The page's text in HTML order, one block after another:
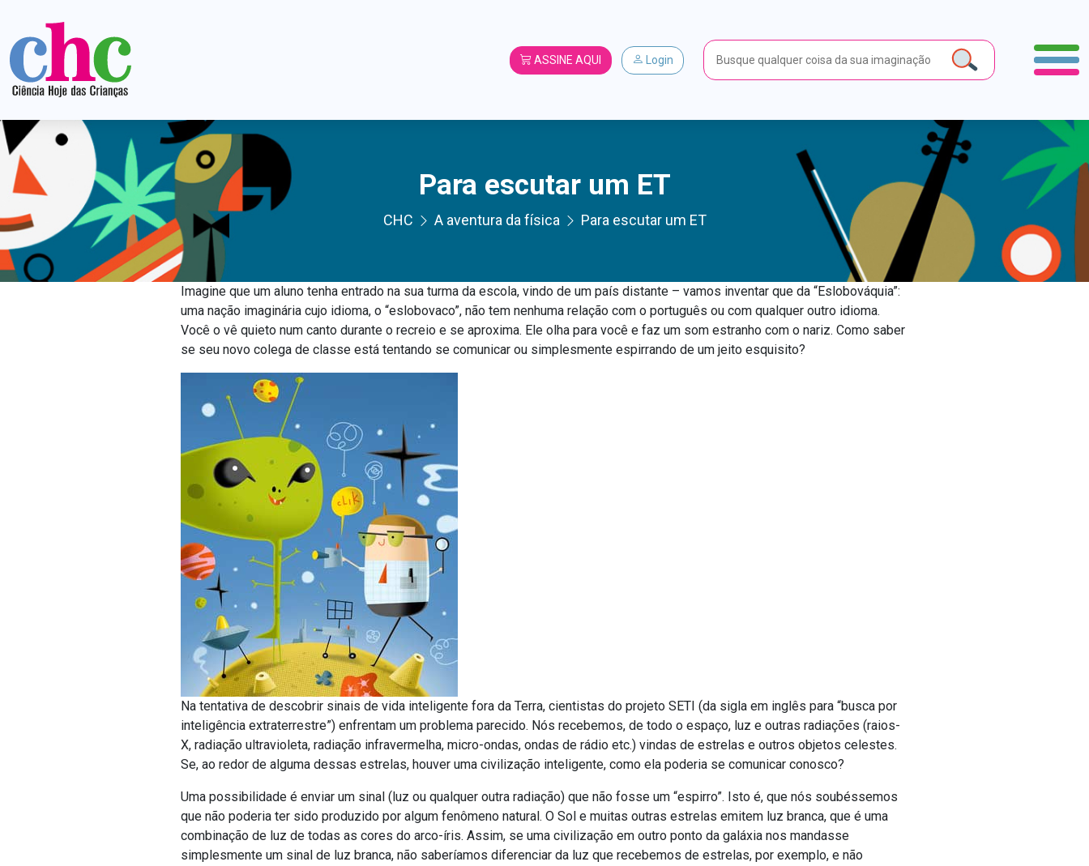
ASSINE AQUI Login
Para escutar um ET
CHC A aventura da física Para escutar um ET
Imagine que um aluno tenha entrado na sua turma da escola, vindo de um país distante – vamos inventar que da “Eslobováquia”:
uma nação imaginária cujo idioma, o “eslobovaco”, não tem nenhuma relação com o português ou com qualquer outro idioma.
Você o vê quieto num canto durante o recreio e se aproxima. Ele olha para você e faz um som estranho com o nariz. Como saber
se seu novo colega de classe está tentando se comunicar ou simplesmente espirrando de um jeito esquisito?
Na tentativa de descobrir sinais de vida inteligente fora da Terra, cientistas do projeto SETI (da sigla em inglês para “busca por
inteligência extraterrestre”) enfrentam um problema parecido. Nós recebemos, de todo o espaço, luz e outras radiações (raios-
X, radiação ultravioleta, radiação infravermelha, micro-ondas, ondas de rádio etc.) vindas de estrelas e outros objetos celestes.
Se, ao redor de alguma dessas estrelas, houver uma civilização inteligente, como ela poderia se comunicar conosco?
Uma possibilidade é enviar um sinal (luz ou qualquer outra radiação) que não fosse um “espirro”. Isto é, que nós soubéssemos
que não poderia ter sido produzido por algum fenômeno natural. O Sol e muitas outras estrelas emitem luz branca, que é uma
combinação de luz de todas as cores do arco-íris. Assim, se uma civilização em outro ponto da galáxia nos mandasse
simplesmente um sinal de luz branca, não saberíamos diferenciar da luz que recebemos de estrelas, por exemplo, e não